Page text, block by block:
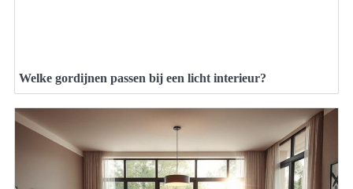
Welke gordijnen passen bij een licht interieur?